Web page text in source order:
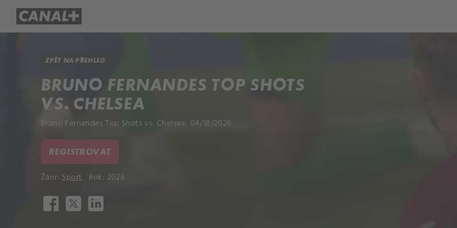
ZPĚT NA PŘEHLED
BRUNO FERNANDES TOP SHOTS
VS. CHELSEA
Bruno Fernandes Top Shots vs. Chelsea, 04/18/2026.
REGISTROVAT
Žánr:Sport Rok: 2026